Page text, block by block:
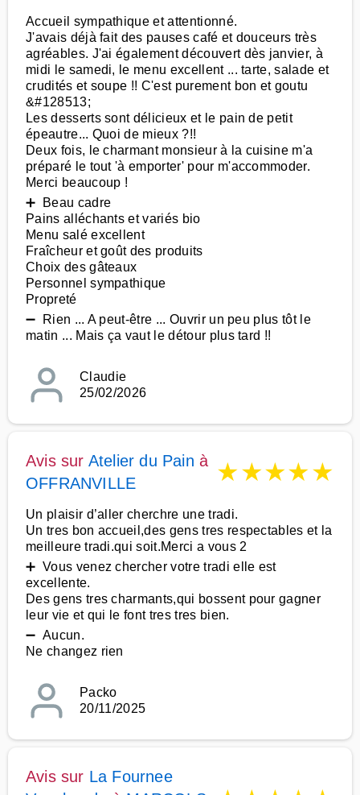
Accueil sympathique et attentionné.
J'avais déjà fait des pauses café et douceurs très
agréables. J'ai également découvert dès janvier, à
midi le samedi, le menu excellent ... tarte, salade et
crudités et soupe !! C'est purement bon et goutu
&#128513;
Les desserts sont délicieux et le pain de petit
épeautre... Quoi de mieux ?!!
Deux fois, le charmant monsieur à la cuisine m'a
préparé le tout 'à emporter' pour m'accommoder.
Merci beaucoup !
➕ Beau cadre
Pains alléchants et variés bio
Menu salé excellent
Fraîcheur et goût des produits
Choix des gâteaux
Personnel sympathique
Propreté
➖ Rien ... A peut-être ... Ouvrir un peu plus tôt le
matin ... Mais ça vaut le détour plus tard !!
Claudie
25/02/2026
Avis sur Atelier du Pain à
OFFRANVILLE
★★★★★
Un plaisir d’aller cherchre une tradi.
Un tres bon accueil,des gens tres respectables et la
meilleure tradi.qui soit.Merci a vous 2
➕ Vous venez chercher votre tradi elle est
excellente.
Des gens tres charmants,qui bossent pour gagner
leur vie et qui le font tres tres bien.
➖ Aucun.
Ne changez rien
Packo
20/11/2025
Avis sur La Fournee